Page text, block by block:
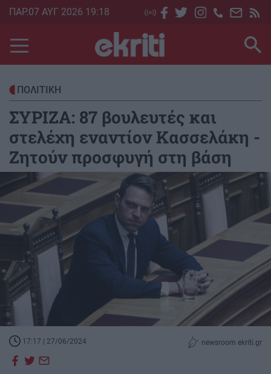
Skip
main
content
ΠΑΡ.07 ΑΥΓ 2026 19:18
ΠΟΛΙΤΙΚΗ
ΣΥΡΙΖΑ: 87 βουλευτές και
στελέχη εναντίον Κασσελάκη -
Ζητούν προσφυγή στη βάση
17:17 | 27/06/2024 newsroom ekriti.gr